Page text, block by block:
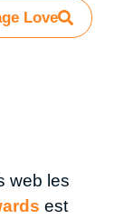
Love
web les
est